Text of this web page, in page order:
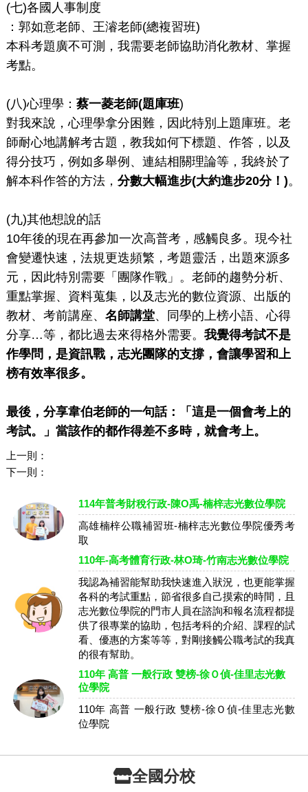
(七)各國人事制度
：郭如意老師、王濬老師(總複習班)
本科考題廣不可測，我需要老師協助消化教材、掌握
考點。
(八)心理學： 蔡一菱老師(題庫班)
對我來說，心理學拿分困難，因此特別上題庫班。老
師耐心地講解考古題，教我如何下標題、作答，以及
得分技巧，例如多舉例、連結相關理論等，我終於了
解本科作答的方法， 分數大幅進步(大約進步20分！)。
(九)其他想說的話
10年後的現在再參加一次高普考，感觸良多。現今社
會變遷快速，法規更迭頻繁，考題靈活，出題來源多
元，因此特別需要「團隊作戰」。老師的趨勢分析、
重點掌握、資料蒐集，以及志光的數位資源、出版的
教材、考前講座、 名師講堂、同學的上榜小語、心得
分享…等，都比過去來得格外需要。 我覺得考試不是
作學問，是資訊戰，志光團隊的支撐，會讓學習和上
榜有效率很多。
最後，分享韋伯老師的一句話：「這是一個會考上的
考試。」當該作的都作得差不多時，就會考上。
上一則：
下一則：
114年普考財稅行政-陳O禹-楠梓志光數位學院
高雄楠梓公職補習班-楠梓志光數位學院優秀考
取
110年-高考體育行政-林O琦-竹南志光數位學院
我認為補習能幫助我快速進入狀況，也更能掌握
各科的考試重點，節省很多自己摸索的時間，且
志光數位學院的門市人員在諮詢和報名流程都提
供了很專業的協助，包括考科的介紹、課程的試
看、優惠的方案等等，對剛接觸公職考試的我真
的很有幫助。
110年 高普 一般行政 雙榜-徐Ｏ偵-佳里志光數
位學院
110年 高普 一般行政 雙榜-徐Ｏ偵-佳里志光數
位學院
全國分校